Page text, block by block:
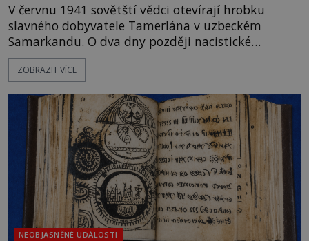
V červnu 1941 sovětští vědci otevírají hrobku
slavného dobyvatele Tamerlána v uzbeckém
Samarkandu. O dva dny později nacistické
Německo zahajuje operaci Barbarossa a napadá
Sovětský svaz. Shoda dat je natolik zarážející, že se
na legendě něco pravdy, nebo jde jen o fascinující
souhru okolností? Když antropolog Michail
Gerasimov (1907-1970) a
ZOBRAZIT VÍCE
NEOBJASNĚNÉ UDÁLOSTI